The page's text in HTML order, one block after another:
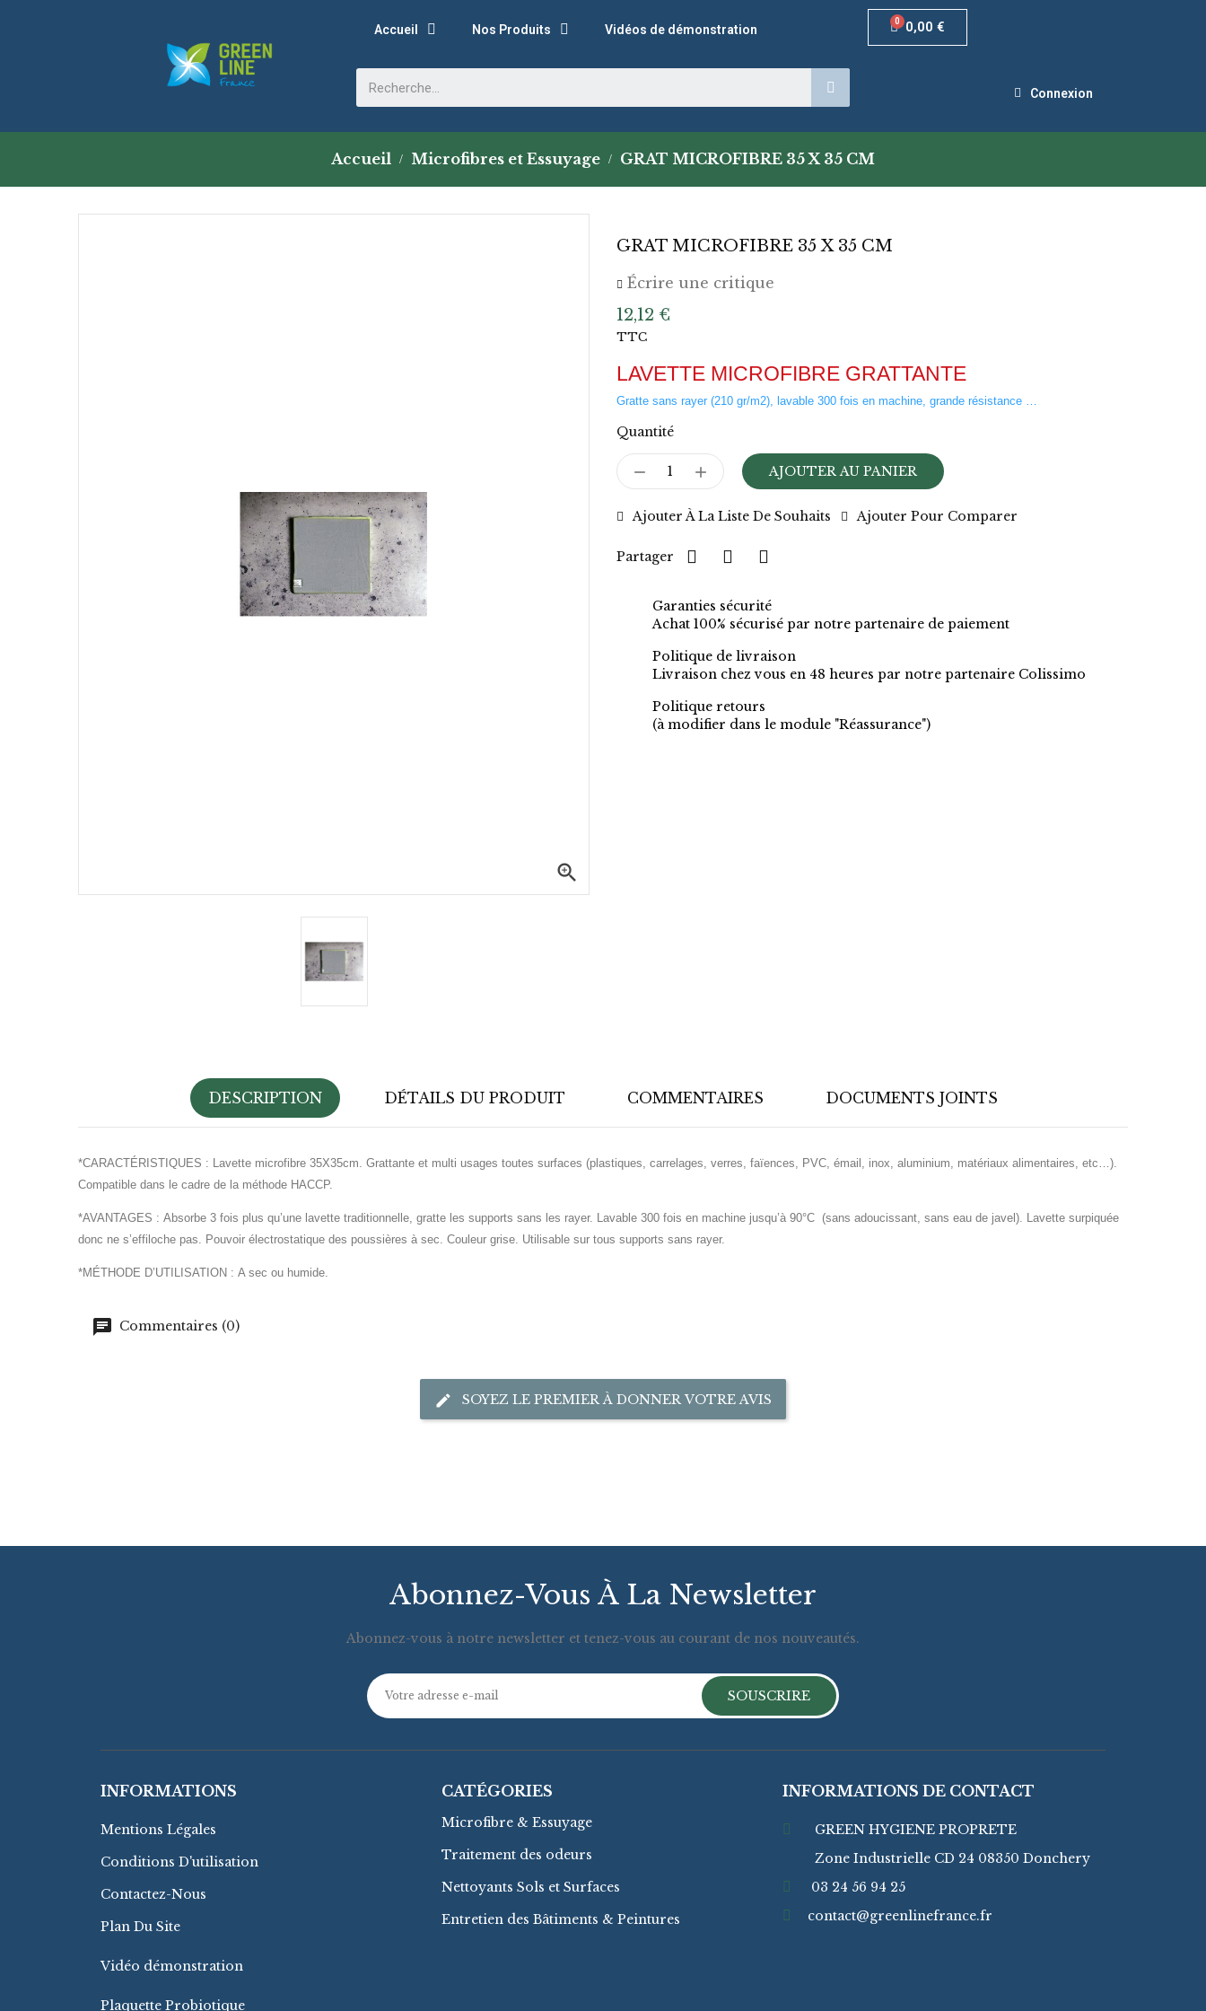
Accueil Nos Produits Vidéos de démonstration 0,00 €
Connexion
Accueil Microfibres et Essuyage GRAT MICROFIBRE 35 X 35 CM

GRAT MICROFIBRE 35 X 35 CM
Écrire une critique
12,12 €
TTC
LAVETTE MICROFIBRE GRATTANTE
Gratte sans rayer (210 gr/m2), lavable 300 fois en machine, grande résistance …
Quantité
AJOUTER AU PANIER
Ajouter À La Liste De Souhaits Ajouter Pour Comparer
Partager
Garanties sécurité
Achat 100% sécurisé par notre partenaire de paiement
Politique de livraison
Livraison chez vous en 48 heures par notre partenaire Colissimo
Politique retours
(à modifier dans le module "Réassurance")
DESCRIPTION DÉTAILS DU PRODUIT COMMENTAIRES DOCUMENTS JOINTS
*CARACTÉRISTIQUES : Lavette microfibre 35X35cm. Grattante et multi usages toutes surfaces (plastiques, carrelages, verres, faïences, PVC, émail, inox, aluminium, matériaux alimentaires, etc…).
Compatible dans le cadre de la méthode HACCP.
*AVANTAGES : Absorbe 3 fois plus qu’une lavette traditionnelle, gratte les supports sans les rayer. Lavable 300 fois en machine jusqu’à 90°C (sans adoucissant, sans eau de javel). Lavette surpiquée
donc ne s’effiloche pas. Pouvoir électrostatique des poussières à sec. Couleur grise. Utilisable sur tous supports sans rayer.
*MÉTHODE D’UTILISATION : A sec ou humide.
Commentaires (0)
SOYEZ LE PREMIER À DONNER VOTRE AVIS
Abonnez-Vous À La Newsletter
Abonnez-vous à notre newsletter et tenez-vous au courant de nos nouveautés.
SOUSCRIRE
INFORMATIONS
Mentions Légales
Conditions D'utilisation
Contactez-Nous
Plan Du Site
Vidéo démonstration
Plaquette Probiotique
CATÉGORIES
Microfibre & Essuyage
Traitement des odeurs
Nettoyants Sols et Surfaces
Entretien des Bâtiments & Peintures
INFORMATIONS DE CONTACT
GREEN HYGIENE PROPRETE
Zone Industrielle CD 24 08350 Donchery
03 24 56 94 25
contact@greenlinefrance.fr